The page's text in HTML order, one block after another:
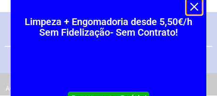
Avalições
Limpeza + Engomadoria desde 5,50€/h
Sem Fidelização- Sem Contrato!